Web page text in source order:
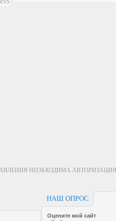
НЕОБХОДИМА АВТОРИЗАЦИЯ
НАШ ОПРОС
Оцените мой сайт